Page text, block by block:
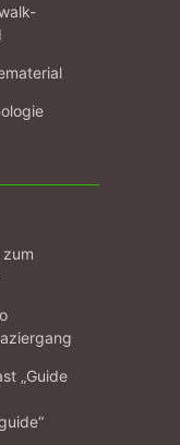
zum
„Guide